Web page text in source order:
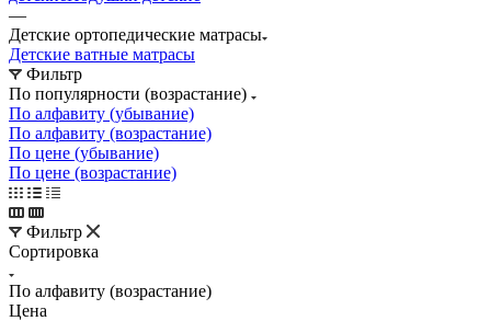
—
Детские ортопедические матрасы
Детские ватные матрасы
Фильтр
По популярности (возрастание)
По алфавиту (убывание)
По алфавиту (возрастание)
По цене (убывание)
По цене (возрастание)
Фильтр
Сортировка
По алфавиту (возрастание)
Цена